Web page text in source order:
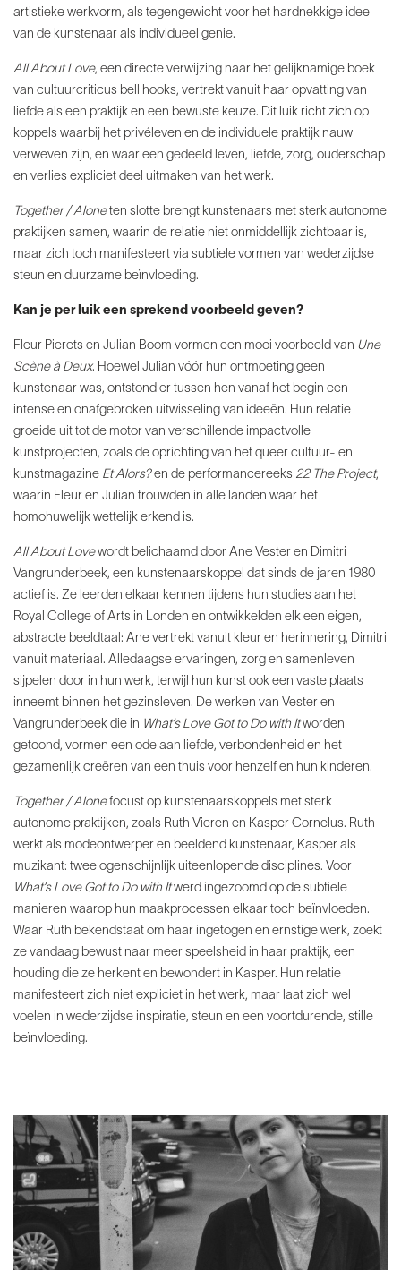
artistieke werkvorm, als tegengewicht voor het hardnekkige idee
van de kunstenaar als individueel genie.
All About Love, een directe verwijzing naar het gelijknamige boek
van cultuurcriticus bell hooks, vertrekt vanuit haar opvatting van
liefde als een praktijk en een bewuste keuze. Dit luik richt zich op
koppels waarbij het privéleven en de individuele praktijk nauw
verweven zijn, en waar een gedeeld leven, liefde, zorg, ouderschap
en verlies expliciet deel uitmaken van het werk.
Together / Aloneten slotte brengt kunstenaars met sterk autonome
praktijken samen, waarin de relatie niet onmiddellijk zichtbaar is,
maar zich toch manifesteert via subtiele vormen van wederzijdse
steun en duurzame beïnvloeding.
Kan je per luik een sprekend voorbeeld geven?
Fleur Pierets en Julian Boom vormen een mooi voorbeeld van Une
Scène à Deux. Hoewel Julian vóór hun ontmoeting geen
kunstenaar was, ontstond er tussen hen vanaf het begin een
intense en onafgebroken uitwisseling van ideeën. Hun relatie
groeide uit tot de motor van verschillende impactvolle
kunstprojecten, zoals de oprichting van het queer cultuur- en
kunstmagazine Et Alors?en de performancereeks 22 The Project,
waarin Fleur en Julian trouwden in alle landen waar het
homohuwelijk wettelijk erkend is.
All About Lovewordt belichaamd door Ane Vester en Dimitri
Vangrunderbeek, een kunstenaarskoppel dat sinds de jaren 1980
actief is. Ze leerden elkaar kennen tijdens hun studies aan het
Royal College of Arts in Londen en ontwikkelden elk een eigen,
abstracte beeldtaal: Ane vertrekt vanuit kleur en herinnering, Dimitri
vanuit materiaal. Alledaagse ervaringen, zorg en samenleven
sijpelen door in hun werk, terwijl hun kunst ook een vaste plaats
inneemt binnen het gezinsleven. De werken van Vester en
Vangrunderbeek die in What’s Love Got to Do with Itworden
getoond, vormen een ode aan liefde, verbondenheid en het
gezamenlijk creëren van een thuis voor henzelf en hun kinderen.
Together / Alonefocust op kunstenaarskoppels met sterk
autonome praktijken, zoals Ruth Vieren en Kasper Cornelus. Ruth
werkt als modeontwerper en beeldend kunstenaar, Kasper als
muzikant: twee ogenschijnlijk uiteenlopende disciplines. Voor
What’s Love Got to Do with Itwerd ingezoomd op de subtiele
manieren waarop hun maakprocessen elkaar toch beïnvloeden.
Waar Ruth bekendstaat om haar ingetogen en ernstige werk, zoekt
ze vandaag bewust naar meer speelsheid in haar praktijk, een
houding die ze herkent en bewondert in Kasper. Hun relatie
manifesteert zich niet expliciet in het werk, maar laat zich wel
voelen in wederzijdse inspiratie, steun en een voortdurende, stille
beïnvloeding.